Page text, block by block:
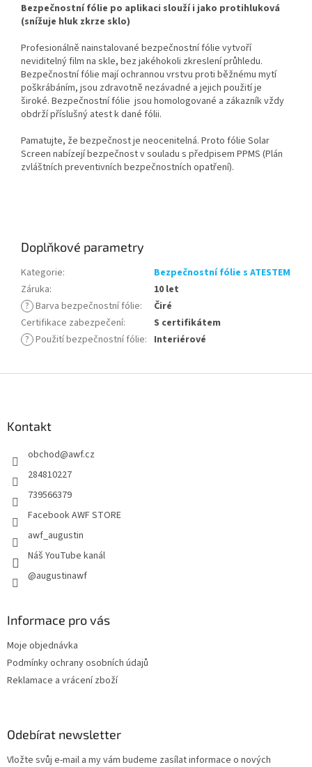
Bezpečnostní fólie po aplikaci slouží i jako protihluková
(snížuje hluk zkrze sklo)
Profesionálně nainstalované bezpečnostní fólie vytvoří
neviditelný film na skle, bez jakéhokoli zkreslení průhledu.
Bezpečnostní fólie mají ochrannou vrstvu proti běžnému mytí
poškrábáním, jsou zdravotně nezávadné a jejich použití je
široké. Bezpečnostní fólie jsou homologované a zákazník vždy
obdrží příslušný atest k dané fólii.
Pamatujte, že bezpečnost je neocenitelná. Proto fólie Solar
Screen nabízejí bezpečnost v souladu s předpisem PPMS (Plán
zvláštních preventivních bezpečnostních opatření).
Doplňkové parametry
Kategorie:
Bezpečnostní fólie s ATESTEM
Záruka:
10 let
? Barva bezpečnostní fólie:
Čiré
Certifikace zabezpečení:
S certifikátem
? Použití bezpečnostní fólie: Interiérové
Kontakt
obchod@awf.cz
284810227
739566379
Facebook AWF STORE
awf_augustin
Náš YouTube kanál
@augustinawf
Informace pro vás
Moje objednávka
Podmínky ochrany osobních údajů
Reklamace a vrácení zboží
Odebírat newsletter
Vložte svůj e-mail a my vám budeme zasílat informace o nových